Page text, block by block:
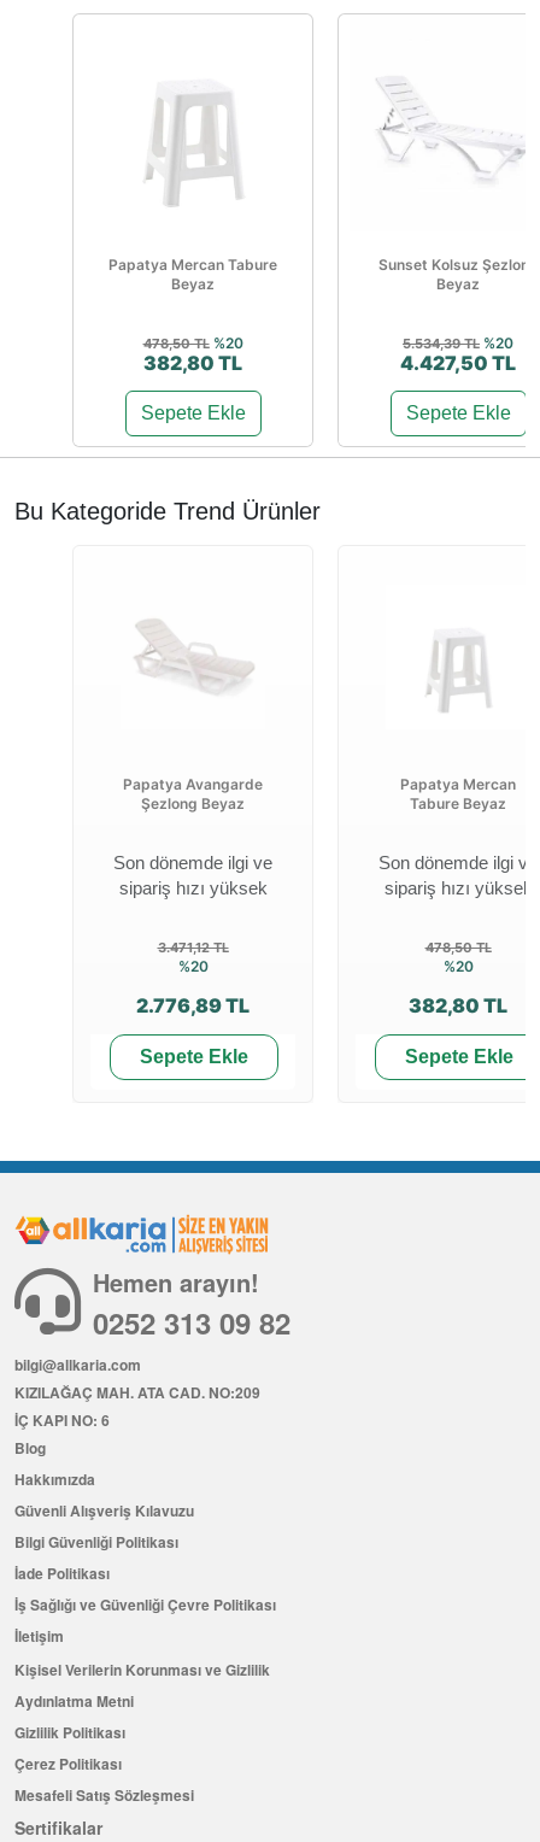
Papatya Mercan Tabure
Beyaz
478,50 TL %20
382,80 TL
Sepete Ekle
Sunset Kolsuz Şezlong
Beyaz
5.534,39 TL %20
4.427,50 TL
Sepete Ekle
Bu Kategoride Trend Ürünler
Papatya Avangarde
Şezlong Beyaz
Son dönemde ilgi ve
sipariş hızı yüksek
3.471,12 TL
%20
2.776,89 TL
Sepete Ekle
Papatya Mercan
Tabure Beyaz
Son dönemde ilgi ve
sipariş hızı yüksek
478,50 TL
%20
382,80 TL
Sepete Ekle
Hemen arayın!
0252 313 09 82
bilgi@allkaria.com
KIZILAĞAÇ MAH. ATA CAD. NO:209
İÇ KAPI NO: 6
Blog
Hakkımızda
Güvenli Alışveriş Kılavuzu
Bilgi Güvenliği Politikası
İade Politikası
İş Sağlığı ve Güvenliği Çevre Politikası
İletişim
Kişisel Verilerin Korunması ve Gizlilik
Aydınlatma Metni
Gizlilik Politikası
Çerez Politikası
Mesafeli Satış Sözleşmesi
Sertifikalar